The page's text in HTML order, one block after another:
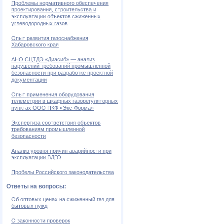
Проблемы нормативного обеспечения
проектирования, строительства и
эксплуатации объектов сжиженных
углеводородных газов
Опыт развития газоснабжения
Хабаровского края
АНО СЦТДЭ «Диасиб» — анализ
нарушений требований промышленной
безопасности при разработке проектной
документации
Опыт применения оборудования
телеметрии в шкафных газорегуляторных
пунктах ООО ПКФ «Экс-Форма»
Экспертиза соответствия объектов
требованиям промышленной
безопасности
Анализ уровня причин аварийности при
эксплуатации ВДГО
Пробелы Российского законодательства
Ответы на вопросы:
Об оптовых ценах на сжиженный газ для
бытовых нужд
О законности проверок